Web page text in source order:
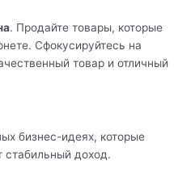
. Продайте товары, которые
Сфокусируйтесь на
товар и отличный
бизнес-идеях, которые
стабильный доход.